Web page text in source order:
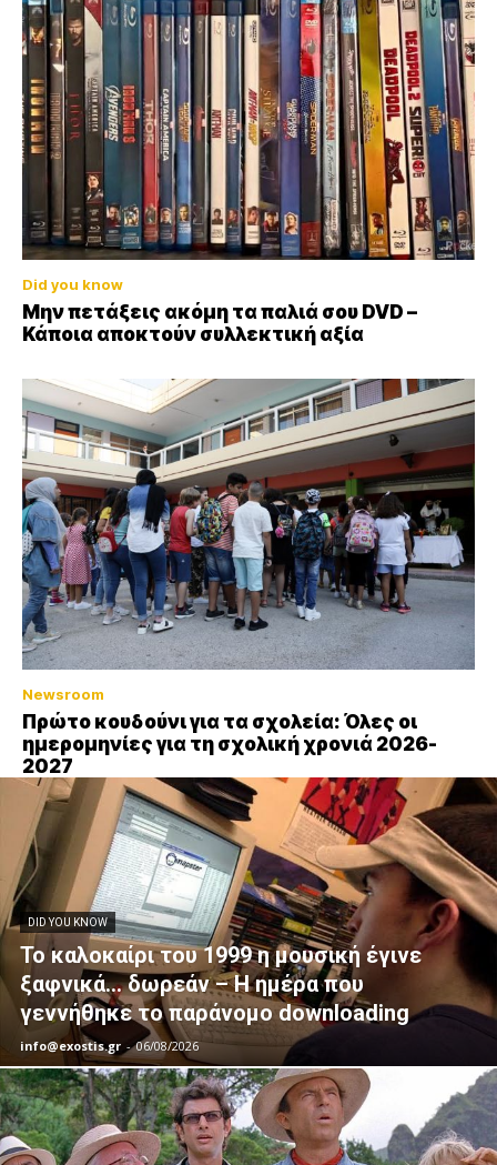
Did you know
Μην πετάξεις ακόμη τα παλιά σου DVD –
Κάποια αποκτούν συλλεκτική αξία
Newsroom
Πρώτο κουδούνι για τα σχολεία: Όλες οι
ημερομηνίες για τη σχολική χρονιά 2026-
2027
DID YOU KNOW
Το καλοκαίρι του 1999 η μουσική έγινε
ξαφνικά… δωρεάν – Η ημέρα που
γεννήθηκε το παράνομο downloading
info@exostis.gr - 06/08/2026